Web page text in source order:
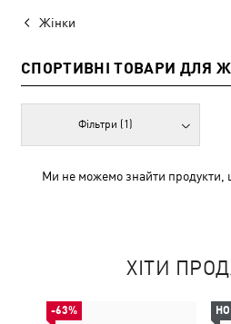
Жінки
СПОРТИВНІ ТОВАРИ ДЛЯ
Фільтри (1)
Ми не можемо знайти продукти,
ХІТИ
-63%